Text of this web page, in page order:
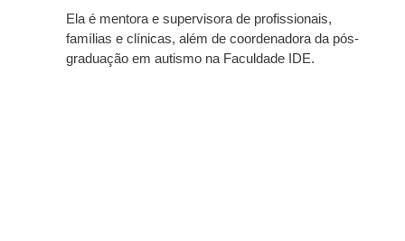
Ela é mentora e supervisora de profissionais,
famílias e clínicas, além de coordenadora da pós-
graduação em autismo na Faculdade IDE.